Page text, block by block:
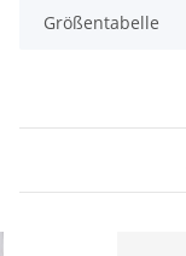
Größentabelle